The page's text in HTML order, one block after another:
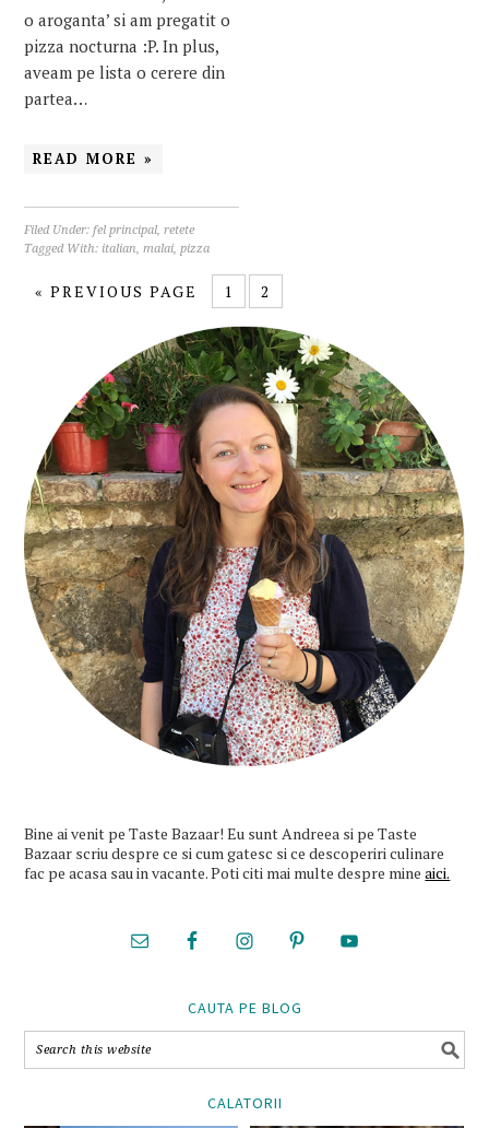
o aroganta’ si am pregatit o
pizza nocturna :P. In plus,
aveam pe lista o cerere din
partea…
READ MORE »
Filed Under:fel principal,retete
Tagged With: italian,malai,pizza
«PREVIOUS PAGE 1 2
Bine ai venit pe Taste Bazaar! Eu sunt Andreea si pe Taste
Bazaar scriu despre ce si cum gatesc si ce descoperiri culinare
fac pe acasa sau in vacante. Poti citi mai multe despre mineaici.
CAUTA PE BLOG
CALATORII